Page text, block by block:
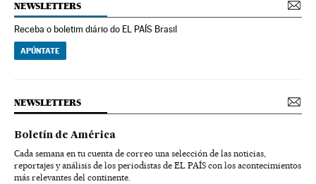
NEWSLETTERS
Receba o boletim diário do EL PAÍS Brasil
APÚNTATE
NEWSLETTERS
Boletín de América
Cada semana en tu cuenta de correo una selección de las noticias,
reportajes y análisis de los periodistas de EL PAÍS con los acontecimientos
más relevantes del continente.